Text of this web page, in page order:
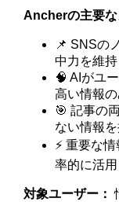
Ancherの主要な
📌 SNSの
中力を維持
🧠 AIがユ
高い情報
🎯 記事の
ない情報
⚡ 重要な
率的に活用
対象ユーザー：